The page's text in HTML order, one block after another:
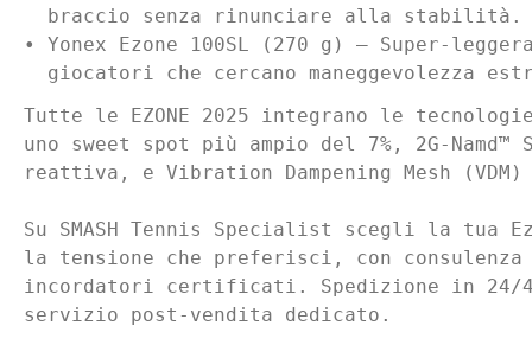
  braccio senza rinunciare alla stabilità.
• Yonex Ezone 100SL (270 g) — Super-
giocatori che cercano maneggevolezza
Tutte le EZONE 2025 integrano le
uno sweet spot più ampio del 7%, 2G-
reattiva, e Vibration Dampening Mesh
Su SMASH Tennis Specialist scegli la tua
la tensione che preferisci, con
incordatori certificati. Spedizione in
servizio post-vendita dedicato.